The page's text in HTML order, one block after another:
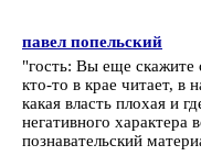
павел попельский
"гость: Вы еще скажите
кто-то в крае читает, в
какая власть плохая и
негативного характера
познавательский